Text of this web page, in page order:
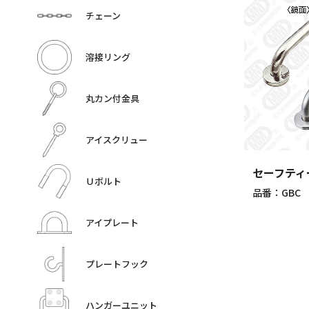
チェーン
溶接リング
丸カン付金具
アイスクリュー
Ｕボルト
アイプレート
プレートフック
ハンガーユニット
セーフテ
品番：GBC